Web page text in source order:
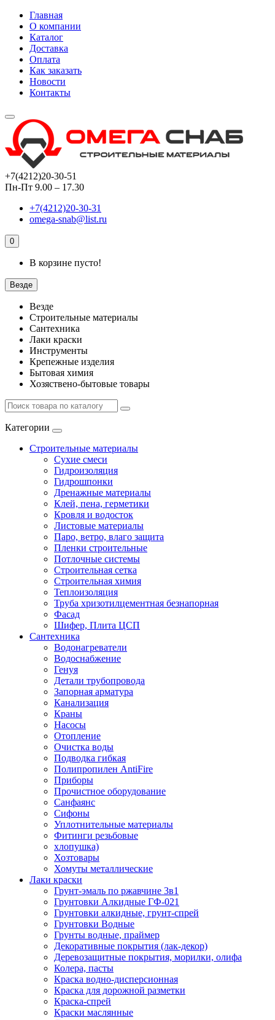
Главная
О компании
Каталог
Доставка
Оплата
Как заказать
Новости
Контакты
+7(4212)20-30-51
Пн-Пт 9.00 – 17.30
+7(4212)20-30-31
omega-snab@list.ru
0
В корзине пусто!
Везде
Везде
Строительные материалы
Сантехника
Лаки краски
Инструменты
Крепежные изделия
Бытовая химия
Хозяствено-бытовые товары
Категории
Строительные материалы
Сухие смеси
Гидроизоляция
Гидрошпонки
Дренажные материалы
Клей, пена, герметики
Кровля и водосток
Листовые материалы
Паро, ветро, влаго защита
Пленки строительные
Потлочные системы
Строительная сетка
Строительная химия
Теплоизоляция
Труба хризотилцементная безнапорная
Фасад
Шифер, Плита ЦСП
Сантехника
Водонагреватели
Водоснабжение
Генуя
Детали трубопровода
Запорная арматура
Канализация
Краны
Насосы
Отопление
Очистка воды
Подводка гибкая
Полипропилен AntiFire
Приборы
Прочистное оборудование
Санфаянс
Сифоны
Уплотнительные материалы
Фитинги резьбовые
хлопушка)
Хозтовары
Хомуты металлические
Лаки краски
Грунт-эмаль по ржавчине 3в1
Грунтовки Алкидные ГФ-021
Грунтовки алкидные, грунт-спрей
Грунтовки Водные
Грунты водные, праймер
Декоративные покрытия (лак-декор)
Деревозащитные покрытия, морилки, олифа
Колера, пасты
Краска водно-дисперсионная
Краска для дорожной разметки
Краска-спрей
Краски маслянные